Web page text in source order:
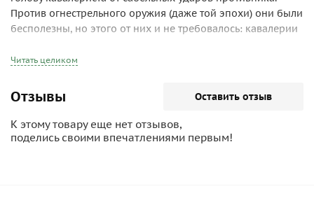
Против огнестрельного оружия (даже той эпохи) они были
бесполезны, но этого от них и не требовалось: кавалерии
противником, вооруженным и применявшем в первую
Читать целиком
Отзывы Оставить отзыв
К этому товару еще нет отзывов,
поделись своими впечатлениями первым!